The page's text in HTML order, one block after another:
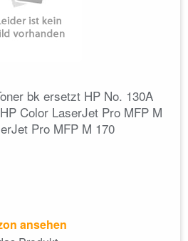
bk ersetzt HP No. 130A
Color LaserJet Pro MFP M
Pro MFP M 170
ansehen